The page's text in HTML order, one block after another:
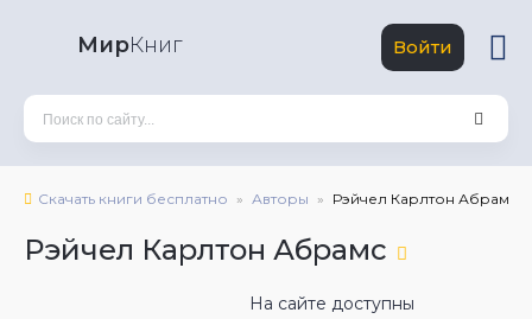
МирКниг Войти
Скачать книги бесплатно Авторы Рэйчел Карлтон Абрамс
Рэйчел Карлтон Абрамс
На сайте доступны